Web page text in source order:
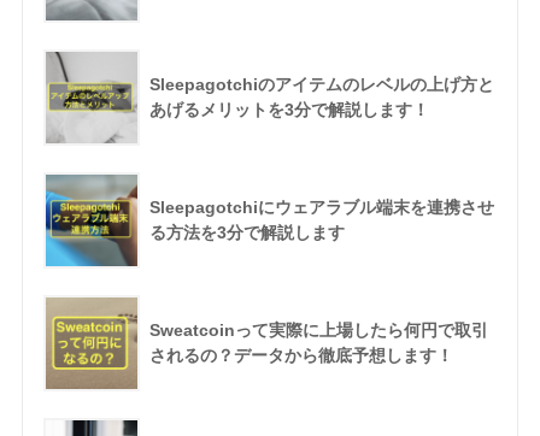
Sleepagotchiのアイテムのレベルの上げ方と
あげるメリットを3分で解説します！
Sleepagotchiにウェアラブル端末を連携させ
る方法を3分で解説します
Sweatcoinって実際に上場したら何円で取引
されるの？データから徹底予想します！